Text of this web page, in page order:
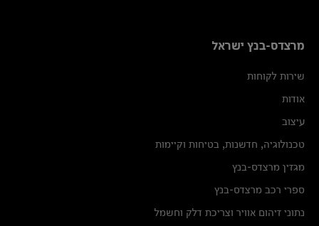
מרצדס-בנץ ישראל
שירות לקוחות
אודות
עיצוב
טכנולוגיה, חדשנות, בטיחות וקיימות
מגזין מרצדס-בנץ
ספרי רכב מרצדס-בנץ
נתוני זיהום אוויר וצריכת דלק וחשמל